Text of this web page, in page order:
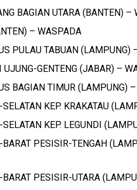
BAGIAN UTARA (BANTEN) –
– WASPADA
PULAU TABUAN (LAMPUNG)
UJUNG-GENTENG (JABAR) –
BAGIAN TIMUR (LAMPUNG)
SELATAN KEP. KRAKATAU
SELATAN KEP. LEGUNDI
BARAT PESISIR-TENGAH
BARAT PESISIR-UTARA